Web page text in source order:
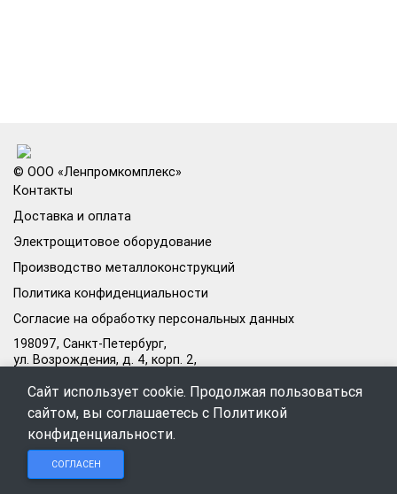
© ООО «Ленпромкомплекс»
Контакты
Доставка и оплата
Электрощитовое оборудование
Производство металлоконструкций
Политика конфиденциальности
Согласие на обработку персональных данных
198097, Санкт-Петербург,
ул. Возрождения, д. 4, корп. 2,
Режим работы офиса:
Пн–Пт: 09:00–18:00
+7 (812) 309-98-44
Сайт использует cookie. Продолжая пользоваться
сайтом, вы соглашаетесь с Политикой
конфиденциальности.
СОГЛАСЕН